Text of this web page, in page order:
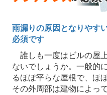
雨漏りの原因となりやす
必須です
誰しも一度はビルの屋
ないでしょうか。一般的
るほぼ平らな屋根で、ほ
その外周部は建物によっ